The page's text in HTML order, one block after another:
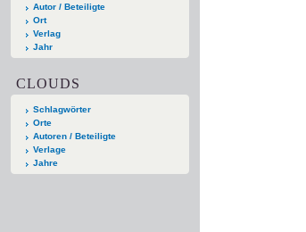
Autor / Beteiligte
Ort
Verlag
Jahr
CLOUDS
Schlagwörter
Orte
Autoren / Beteiligte
Verlage
Jahre